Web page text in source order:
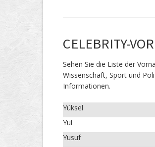
CELEBRITY-
Sehen Sie die Liste der
Wissenschaft, Sport und
Informationen.
Yüksel
Yul
Yusuf